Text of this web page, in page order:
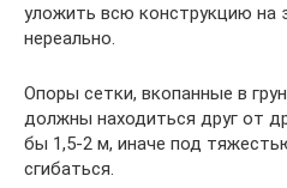
уложить всю конструкцию на
нереально.
Опоры сетки, вкопанные в
должны находиться друг от
бы 1,5-2 м, иначе под
сгибаться.